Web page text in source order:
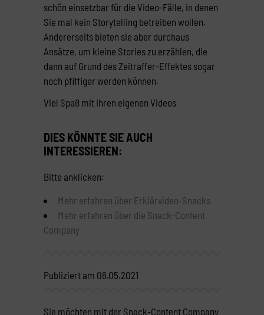
schön einsetzbar für die Video-Fälle, in denen
Sie mal kein Storytelling betreiben wollen.
Andererseits bieten sie aber durchaus
Ansätze, um kleine Stories zu erzählen, die
dann auf Grund des Zeitraffer-Effektes sogar
noch pfiffiger werden können.
Viel Spaß mit Ihren eigenen Videos
DIES KÖNNTE SIE AUCH
INTERESSIEREN:
Bitte anklicken:
Mehr erfahren über Erklärvideo-Snacks
Mehr erfahren über die Snack-Content
Company
Publiziert am 06.05.2021
Sie möchten mit der Snack-Content Company